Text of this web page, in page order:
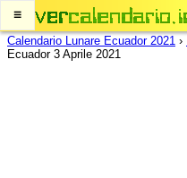
≡
Calendario Lunare Ecuador 2021 ›
Ecuador 3 Aprile 2021